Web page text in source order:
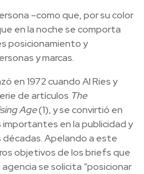
–como que, por su color
en la noche se comporta
posicionamiento y
y marcas.
en 1972 cuando Al Ries y
de artículos The
Age(1), y se convirtió en
en la publicidad y
décadas. Apelando a este
objetivos de los briefs que
se solicita “posicionar